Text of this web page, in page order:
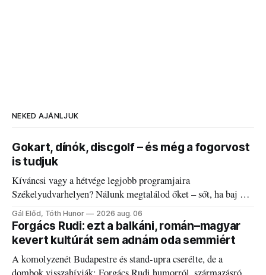
NEKED AJÁNLJUK
Gokart, dínók, discgolf – és még a fogorvost
is tudjuk
Kíváncsi vagy a hétvége legjobb programjaira
Székelyudvarhelyen? Nálunk megtalálod őket – sőt, ha baj van
a fogaddal, a fogorvosi ügyeletet is!
Gál Előd, Tóth Hunor 2026 aug. 06
Forgács Rudi: ezt a balkáni, román–magyar
kevert kultúrát sem adnám oda semmiért
A komolyzenét Budapestre és stand-upra cserélte, de a